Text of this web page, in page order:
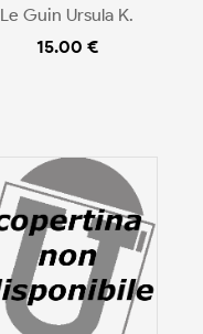
Le Guin Ursula K.
15.00 €